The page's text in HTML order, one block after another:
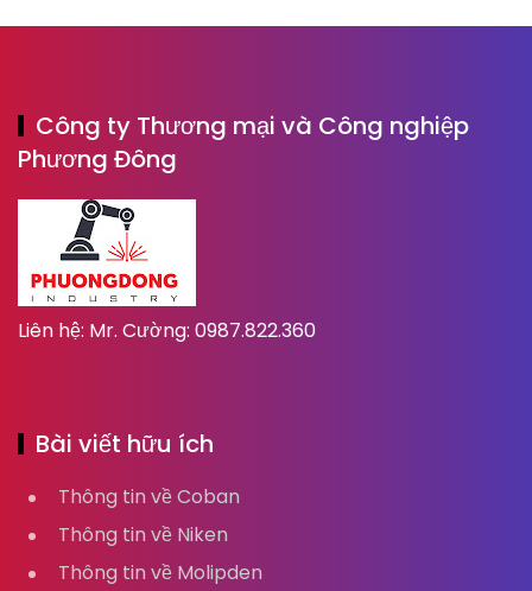
Công ty Thương mại và Công nghiệp
Phương Đông
Liên hệ: Mr. Cường: 0987.822.360
Bài viết hữu ích
Thông tin về Coban
Thông tin về Niken
Thông tin về Molipden